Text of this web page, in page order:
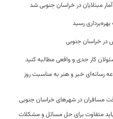
مبتلایان در خراسان جنوبی شد
رسید
کار جدی و واقعی مطالبه کنید
رسانه‌ای خبر و هنر به مناسبت روز
مسافران در شهرهای خراسان جنوبی
باید متفاوت برای حل مسائل و مشکلات